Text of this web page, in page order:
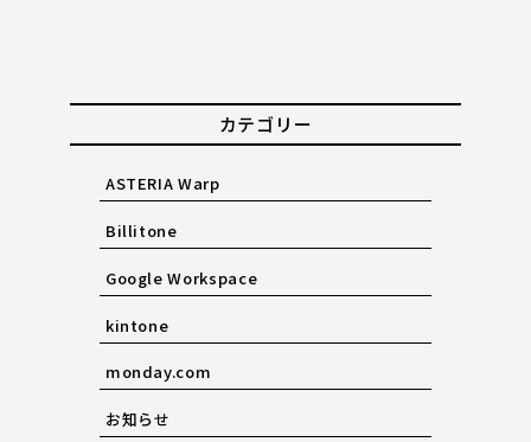
カテゴリー
ASTERIA Warp
Billitone
Google Workspace
kintone
monday.com
お知らせ